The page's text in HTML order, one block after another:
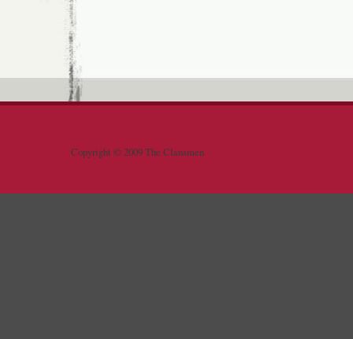
Copyright © 2009 The Clansmen